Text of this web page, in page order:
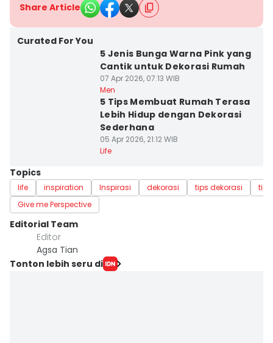
Share Article
Curated For You
5 Jenis Bunga Warna Pink yang
Cantik untuk Dekorasi Rumah
07 Apr 2026, 07:13 WIB
Men
5 Tips Membuat Rumah Terasa
Lebih Hidup dengan Dekorasi
Sederhana
05 Apr 2026, 21:12 WIB
Life
Topics
life inspiration Inspirasi dekorasi tips dekorasi
Give me Perspective
Editorial Team
Editor
Agsa Tian
Tonton lebih seru di